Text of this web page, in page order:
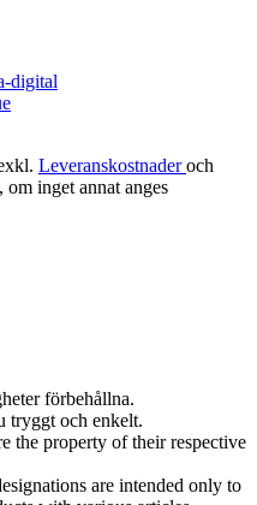
digital
Leveranskostnaderoch
inget annat anges
förbehållna.
tryggt och enkelt.
the property of their respective
are intended only to